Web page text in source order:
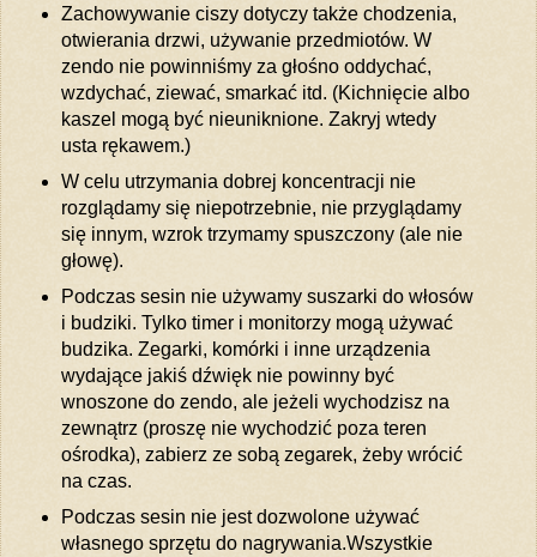
Zachowywanie ciszy dotyczy także chodzenia,
otwierania drzwi, używanie przedmiotów. W
zendo nie powinniśmy za głośno oddychać,
wzdychać, ziewać, smarkać itd. (Kichnięcie albo
kaszel mogą być nieuniknione. Zakryj wtedy
usta rękawem.)
W celu utrzymania dobrej koncentracji nie
rozglądamy się niepotrzebnie, nie przyglądamy
się innym, wzrok trzymamy spuszczony (ale nie
głowę).
Podczas sesin nie używamy suszarki do włosów
i budziki. Tylko timer i monitorzy mogą używać
budzika. Zegarki, komórki i inne urządzenia
wydające jakiś dźwięk nie powinny być
wnoszone do zendo, ale jeżeli wychodzisz na
zewnątrz (proszę nie wychodzić poza teren
ośrodka), zabierz ze sobą zegarek, żeby wrócić
na czas.
Podczas sesin nie jest dozwolone używać
własnego sprzętu do nagrywania.Wszystkie